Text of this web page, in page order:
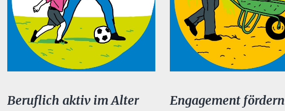
Beruflich aktiv im Alter Engagement fördern